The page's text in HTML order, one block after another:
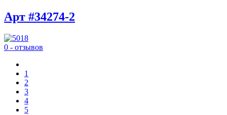
Арт #34274-2
0 - отзывов
1
2
3
4
5